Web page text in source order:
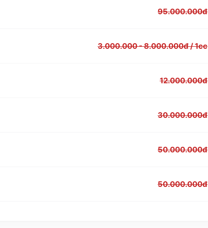
95.000.000đ
3.000.000 - 8.000.000đ / 1cc
12.000.000đ
30.000.000đ
50.000.000đ
50.000.000đ